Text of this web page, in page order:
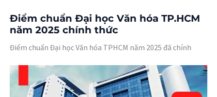
Điểm chuẩn Đại học Văn hóa TP.HCM
năm 2025 chính thức
Điểm chuẩn Đại học Văn hóa TPHCM năm 2025 đã chính